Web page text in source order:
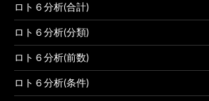
ロト６分析(合計)
ロト６分析(分類)
ロト６分析(前数)
ロト６分析(条件)